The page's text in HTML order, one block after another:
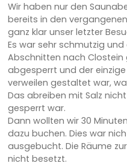
Wir haben nur den
bereits in den
ganz klar unser letzter
Es war sehr schmutzig
Abschnitten nach Clostein
abgesperrt und der
verweilen gestaltet war,
Das abreiben mit Salz
gesperrt war.
Dann wollten wir 30
dazu buchen. Dies war
ausgebucht. Die Räume
nicht besetzt.